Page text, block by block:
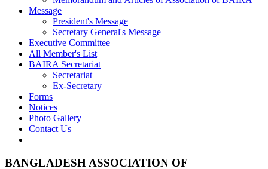
Message
President's Message
Secretary General's Message
Executive Committee
All Member's List
BAIRA Secretariat
Secretariat
Ex-Secretary
Forms
Notices
Photo Gallery
Contact Us
BANGLADESH ASSOCIATION OF